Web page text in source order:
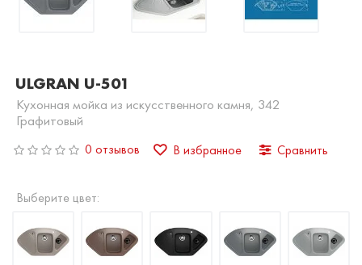
ULGRAN U-501
Кухонная мойка из искусственного камня, 342
Графитовый
0 отзывов В избранное Сравнить
Выберите цвет: